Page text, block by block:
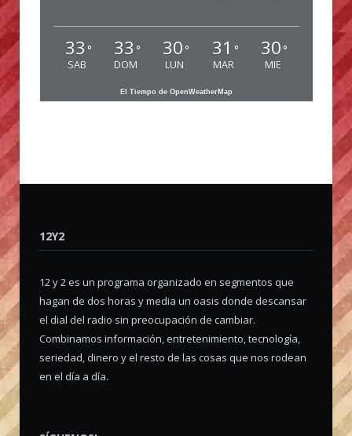
33 °
SAB
33 °
DOM
30 °
LUN
31 °
MAR
30 °
MIE
El Tiempo de OpenWeatherMap
12Y2
12 y 2 es un programa organizado en segmentos que
hagan de dos horas y media un oasis donde descansar
el dial del radio sin preocupación de cambiar.
Combinamos información, entretenimiento, tecnología,
seriedad, dinero y el resto de las cosas que nos rodean
en el día a día.